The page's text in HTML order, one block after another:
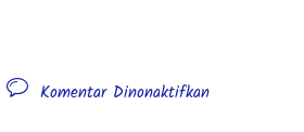
Komentar Dinonaktifkan